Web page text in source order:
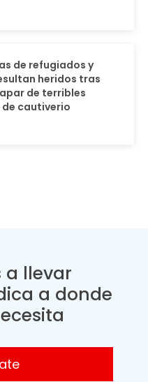
de refugiados y
heridos tras
de terribles
cautiverio
a llevar
a donde